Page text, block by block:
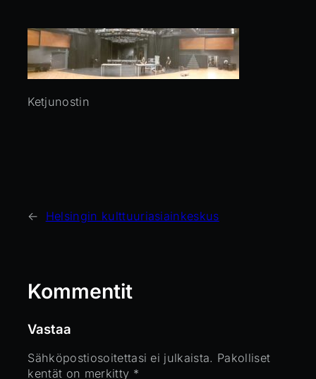
Ketjunostin
← Helsingin kulttuuriasiainkeskus
Kommentit
Vastaa
Sähköpostiosoitettasi ei julkaista. Pakolliset
kentät on merkitty *